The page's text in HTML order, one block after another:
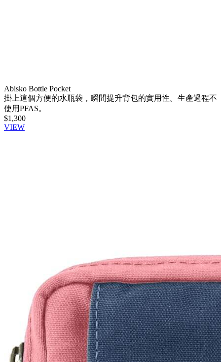
Abisko Bottle Pocket
掛上這個方便的水瓶袋，瞬間提升背包的實用性。生產過程不
使用PFAS。
$1,300
VIEW